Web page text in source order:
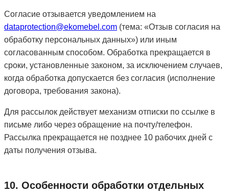
Согласие отзывается уведомлением на
dataprotection@ekomebel.com (тема: «Отзыв согласия на
обработку персональных данных») или иным
согласованным способом. Обработка прекращается в
сроки, установленные законом, за исключением случаев,
когда обработка допускается без согласия (исполнение
договора, требования закона).
Для рассылок действует механизм отписки по ссылке в
письме либо через обращение на почту/телефон.
Рассылка прекращается не позднее 10 рабочих дней с
даты получения отзыва.
10. Особенности обработки отдельных